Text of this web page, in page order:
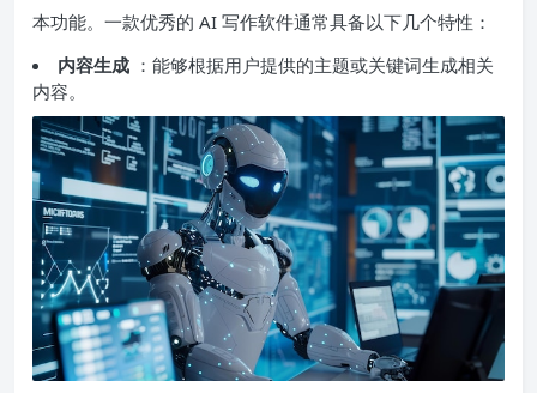
本功能。一款优秀的 AI 写作软件通常具备以下几个特性：
内容生成 ：能够根据用户提供的主题或关键词生成相关
内容。